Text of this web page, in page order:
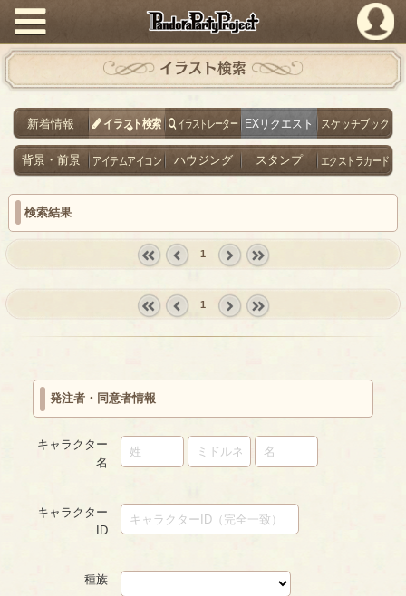
PandoraPartyProject
イラスト検索
新着情報 イラスト検索 イラストレーター EXリクエスト スケッチブック
背景・前景 アイテムアイコン ハウジング スタンプ エクストラカード
検索結果
prev
1
1
発注者・同意者情報
キャラクター
名
キャラクター
ID
種族